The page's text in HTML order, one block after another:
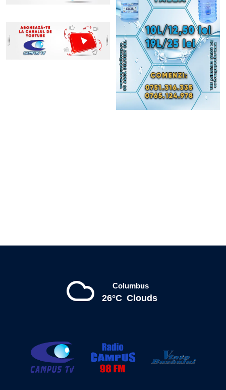
Columbus
26°C Clouds